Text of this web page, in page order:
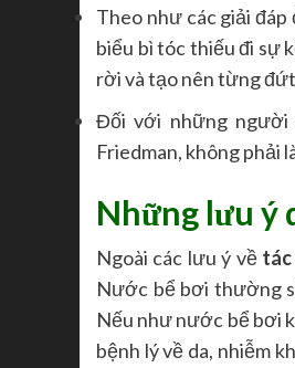
Theo như các giải
biểu bì tóc thiếu đi sự
rời và tạo nên từng
Đối với những người
Friedman, không phải
Những lưu ý
Ngoài các lưu ý về
Nước bể bơi thường
Nếu như nước bể bơi
bệnh lý về da, nhiễm